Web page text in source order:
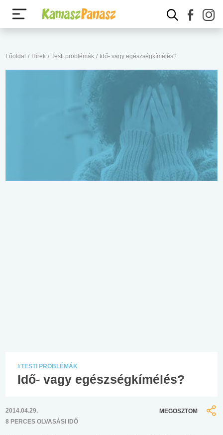
Főoldal / Hírek / Testi problémák / Idő- vagy egészségkímélés?
#TESTI PROBLÉMÁK
Idő- vagy egészségkímélés?
2014.04.29.
8 PERCES OLVASÁSI IDŐ
MEGOSZTOM